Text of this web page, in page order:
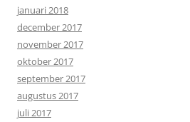
januari 2018
december 2017
november 2017
oktober 2017
september 2017
augustus 2017
juli 2017